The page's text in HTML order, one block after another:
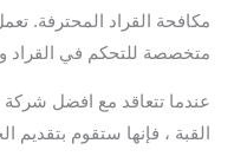
مكافحة القراد المحترفة.
متخصصة للتحكم في القراد
عندما تتعاقد مع افضل
القبة ، فإنها ستقوم بتقديم